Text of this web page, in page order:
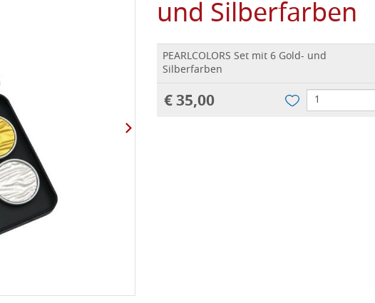
und Silberfarben
PEARLCOLORS Set mit 6 Gold- und
Silberfarben
€ 35,00